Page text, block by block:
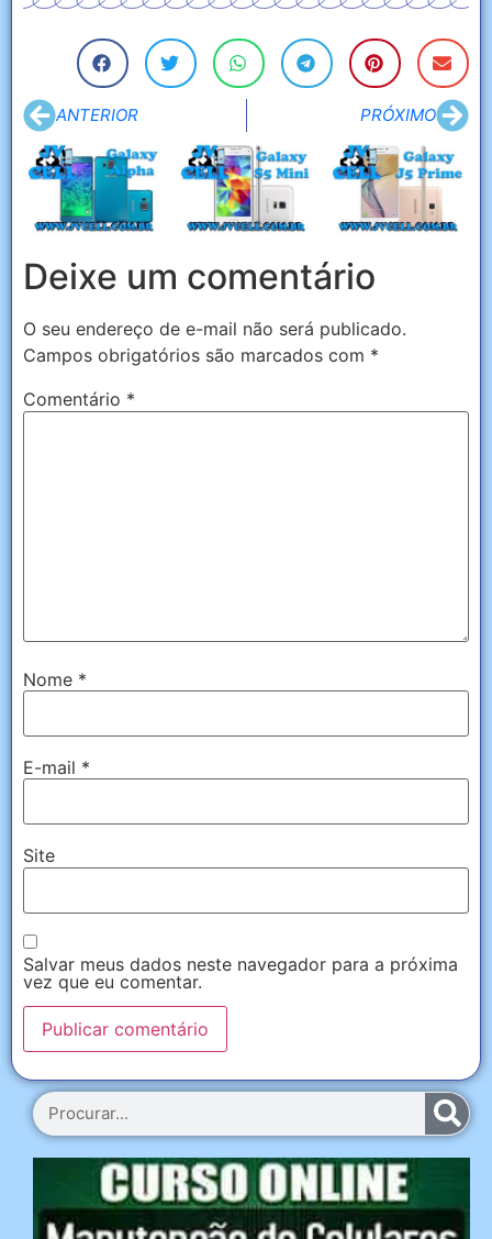
ANTERIOR PRÓXIMO
Deixe um comentário
O seu endereço de e-mail não será publicado.
Campos obrigatórios são marcados com *
Comentário *
Nome *
E-mail *
Site
Salvar meus dados neste navegador para a próxima
vez que eu comentar.